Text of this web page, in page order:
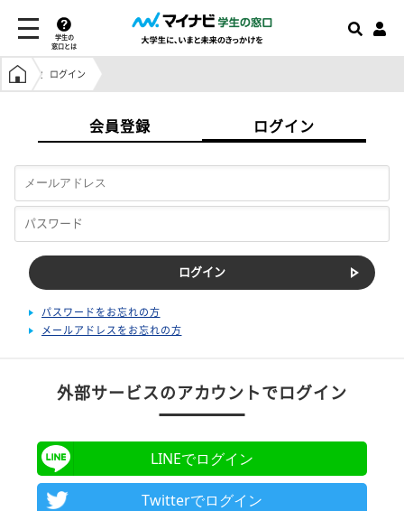
学生の
窓口とは
学生の窓口トップ
ログイン
会員登録 ログイン
パスワードをお忘れの方
メールアドレスをお忘れの方
外部サービスのアカウントでログイン
LINEでログイン
Twitterでログイン